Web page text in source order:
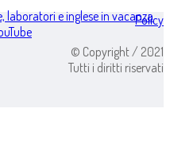
laboratori e inglese in vacanza
Policy
© Copyright / 2021
Tutti i diritti riservati